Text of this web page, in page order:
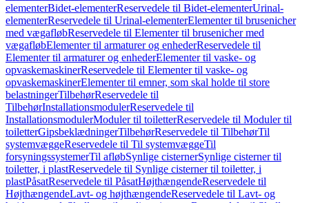
elementerBidet-elementerReservedele til Bidet-elementerUrinal-
elementerReservedele til Urinal-elementerElementer til brusenicher
med vægafløbReservedele til Elementer til brusenicher med
vægafløbElementer til armaturer og enhederReservedele til
Elementer til armaturer og enhederElementer til vaske- og
opvaskemaskinerReservedele til Elementer til vaske- og
opvaskemaskinerElementer til emner, som skal holde til store
belastningerTilbehørReservedele til
TilbehørInstallationsmodulerReservedele til
InstallationsmodulerModuler til toiletterReservedele til Moduler til
toiletterGipsbeklædningerTilbehørReservedele til TilbehørTil
systemvæggeReservedele til Til systemvæggeTil
forsyningssystemerTil afløbSynlige cisternerSynlige cisterner til
toiletter, i plastReservedele til Synlige cisterner til toiletter, i
plastPåsatReservedele til PåsatHøjthængendeReservedele til
HøjthængendeLavt- og højthængendeReservedele til Lavt- og